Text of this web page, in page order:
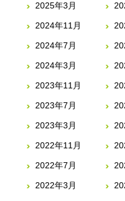
2025年3月
2024年11月
2024年7月
2024年3月
2023年11月
2023年7月
2023年3月
2022年11月
2022年7月
2022年3月